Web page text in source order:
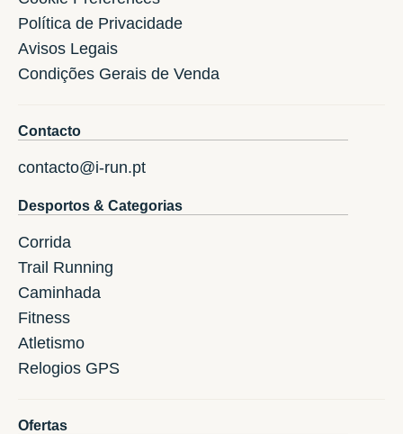
Política de Privacidade
Avisos Legais
Condições Gerais de Venda
Contacto
contacto@i-run.pt
Desportos & Categorias
Corrida
Trail Running
Caminhada
Fitness
Atletismo
Relogios GPS
Ofertas